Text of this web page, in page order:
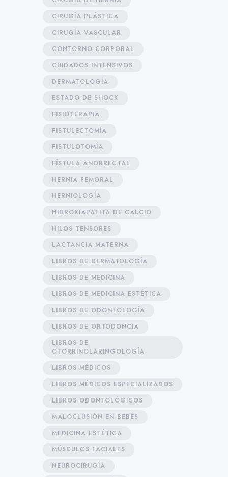
CIRUGÍA PLÁSTICA
CIRUGÍA VASCULAR
CONTORNO CORPORAL
CUIDADOS INTENSIVOS
DERMATOLOGÍA
ESTADO DE SHOCK
FISIOTERAPIA
FISTULECTOMÍA
FISTULOTOMÍA
FÍSTULA ANORRECTAL
HERNIA FEMORAL
HERNIOLOGÍA
HIDROXIAPATITA DE CALCIO
HILOS TENSORES
LACTANCIA MATERNA
LIBROS DE DERMATOLOGÍA
LIBROS DE MEDICINA
LIBROS DE MEDICINA ESTÉTICA
LIBROS DE ODONTOLOGÍA
LIBROS DE ORTODONCIA
LIBROS DE
OTORRINOLARINGOLOGÍA
LIBROS MÉDICOS
LIBROS MÉDICOS ESPECIALIZADOS
LIBROS ODONTOLÓGICOS
MALOCLUSIÓN EN BEBÉS
MEDICINA ESTÉTICA
MÚSCULOS FACIALES
NEUROCIRUGÍA